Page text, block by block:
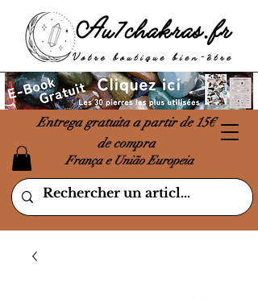
Entrega gratuita a partir de 15€
de compra
França e União Europeia